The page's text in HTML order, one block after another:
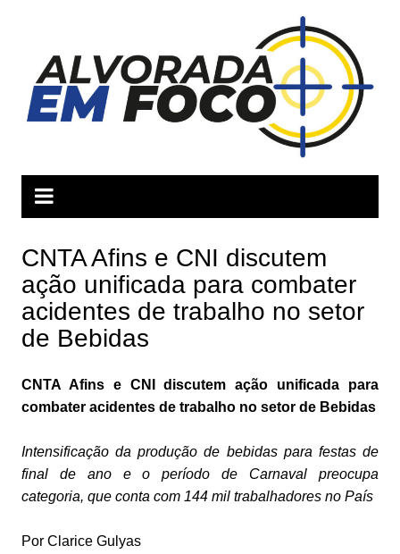
conteúdo
CNTA Afins e CNI discutem
ação unificada para combater
acidentes de trabalho no setor
de Bebidas
CNTA Afins e CNI discutem ação unificada para
combater acidentes de trabalho no setor de Bebidas
Intensificação da produção de bebidas para festas de
final de ano e o período de Carnaval preocupa
categoria, que conta com 144 mil trabalhadores no País
Por Clarice Gulyas